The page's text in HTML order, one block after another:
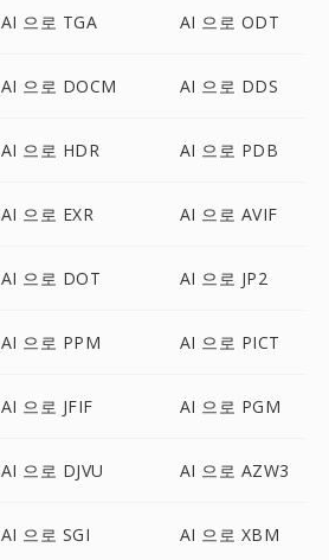
AI 으로 TGA AI 으로 ODT
AI 으로 DOCM AI 으로 DDS
AI 으로 HDR AI 으로 PDB
AI 으로 EXR AI 으로 AVIF
AI 으로 DOT AI 으로 JP2
AI 으로 PPM AI 으로 PICT
AI 으로 JFIF AI 으로 PGM
AI 으로 DJVU AI 으로 AZW3
AI 으로 SGI AI 으로 XBM